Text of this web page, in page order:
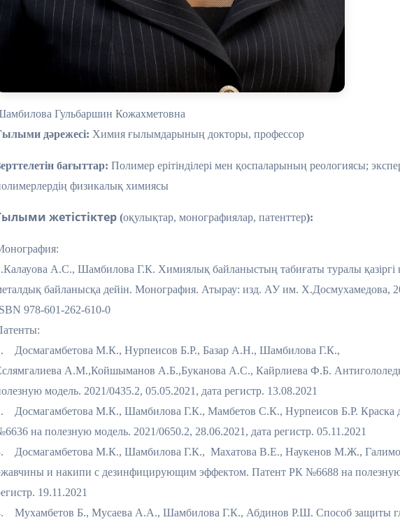
Гульбаршин Кожахметовна
дәрежесі: Химия ғылымдарының докторы, профессор
бағыттар: Полимер ерітінділері мен қоспаларының реологиясы;
физикалық химиясы
жетістіктер (оқулықтар, монографиялар, патенттер):
А.С., Шамбилова Г.К. Химиялық байланыстың табиғаты туралы қазіргі
байланысқа дейін. Монография. Атырау: изд. АУ им. Х.Досмухамедова,
978-601-262-610-0
Досмагамбетова М.К., Нурпеисов Б.Р., Базар А.Н., Шамбилова Г.К.,
А.М.,Койшыманов А.Б.,Буканова А.С., Кайрлиева Ф.Б.
модель. 2021/0435.2, 05.05.2021, дата регистр. 13.08.2021
Досмагамбетова М.К., Шамбилова Г.К., Мамбетов С.К., Нурпеисов Б.Р. Краска
на полезную модель. 2021/0650.2, 28.06.2021, дата регистр. 05.11.2021
Досмагамбетова М.К., Шамбилова Г.К., Махатова В.Е., Наукенов М.Ж.,
и накипи с дезинфицирующим эффектом. Патент РК №6688 на полезную
19.11.2021
Мухамбетов Б., Мусаева А.А., Шамбилова Г.К., Абдинов Р.Ш. Способ защиты